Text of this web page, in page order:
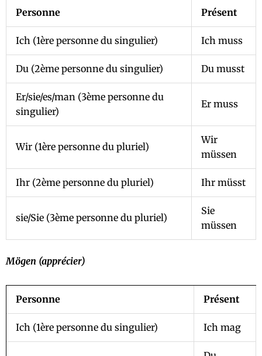
Personne Présent
Ich (1ère personne du singulier) Ich muss
Du (2ème personne du singulier) Du musst
Er/sie/es/man (3ème personne du
singulier)
Er muss
Wir (1ère personne du pluriel)
Wir
müssen
Ihr (2ème personne du pluriel) Ihr müsst
sie/Sie (3ème personne du pluriel)
Sie
müssen
Mögen (apprécier)
Personne Présent
Ich (1ère personne du singulier) Ich mag